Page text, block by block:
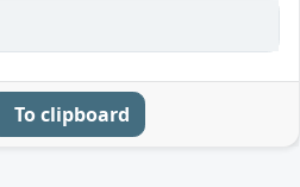
To clipboard